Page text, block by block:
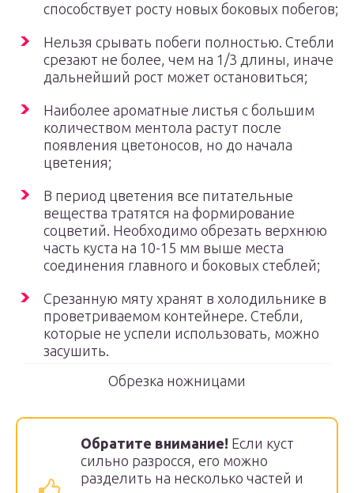
способствует росту новых боковых побегов;
Нельзя срывать побеги полностью. Стебли
срезают не более, чем на 1/3 длины, иначе
дальнейший рост может остановиться;
Наиболее ароматные листья с большим
количеством ментола растут после
появления цветоносов, но до начала
цветения;
В период цветения все питательные
вещества тратятся на формирование
соцветий. Необходимо обрезать верхнюю
часть куста на 10-15 мм выше места
соединения главного и боковых стеблей;
Срезанную мяту хранят в холодильнике в
проветриваемом контейнере. Стебли,
которые не успели использовать, можно
засушить.
Обрезка ножницами
Обратите внимание! Если куст
сильно разросся, его можно
разделить на несколько частей и